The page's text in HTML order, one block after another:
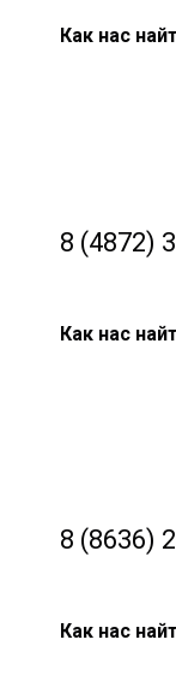
Как нас
8 (4872)
Как нас
8 (8636)
Как нас